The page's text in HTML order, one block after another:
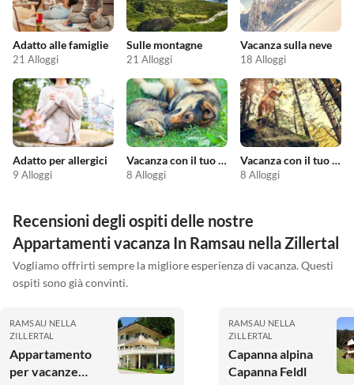
Adatto alle famiglie
21 Alloggi
Sulle montagne
21 Alloggi
Vacanza sulla neve
18 Alloggi
Adatto per allergici
9 Alloggi
Vacanza con il tuo animale domestico
8 Alloggi
Vacanza con il tuo cane
8 Alloggi
Recensioni degli ospiti delle nostre
Appartamenti vacanza In Ramsau nella Zillertal
Vogliamo offrirti sempre la migliore esperienza di vacanza. Questi
ospiti sono già convinti.
RAMSAU NELLA
ZILLERTAL
Appartamento
per vacanze
RAMSAU NELLA
ZILLERTAL
Capanna alpina
Capanna Feldl